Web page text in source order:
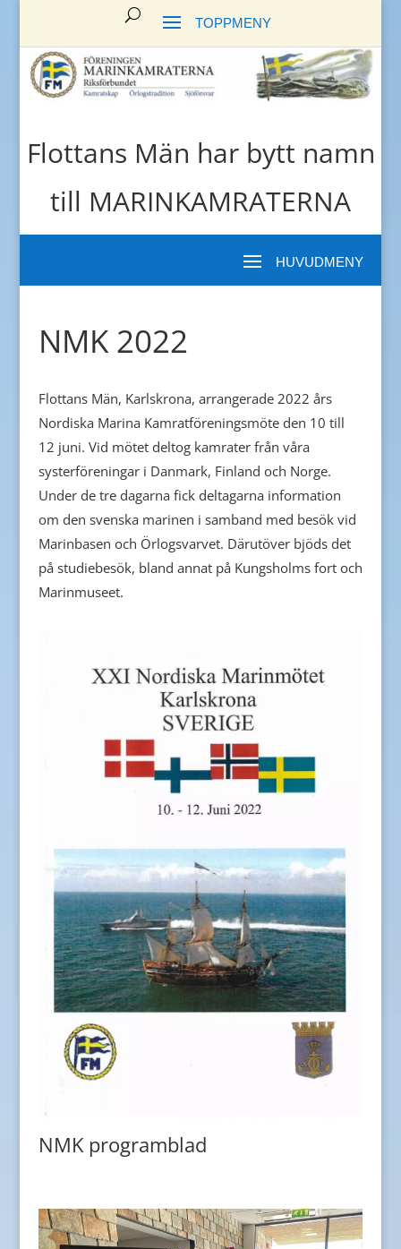
Flottans Män har bytt namn
till MARINKAMRATERNA
NMK 2022
Flottans Män, Karlskrona, arrangerade 2022 års
Nordiska Marina Kamratföreningsmöte den 10 till
12 juni. Vid mötet deltog kamrater från våra
systerföreningar i Danmark, Finland och Norge.
Under de tre dagarna fick deltagarna information
om den svenska marinen i samband med besök vid
Marinbasen och Örlogsvarvet. Därutöver bjöds det
på studiebesök, bland annat på Kungsholms fort och
Marinmuseet.
NMK programblad